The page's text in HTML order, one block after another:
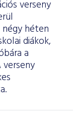
verseny
héten
diákok,
a